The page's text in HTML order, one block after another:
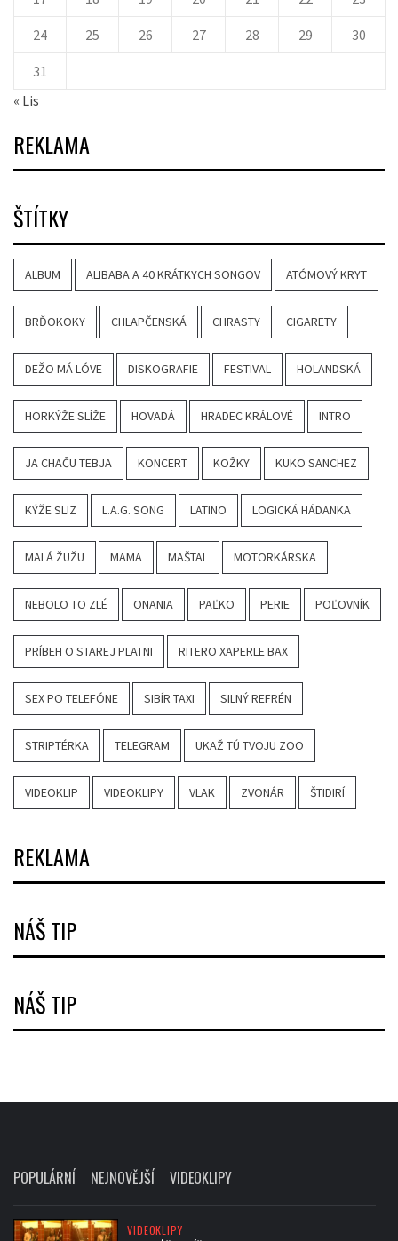
24 25 26 27 28 29 30
31
« Lis
REKLAMA
ŠTÍTKY
ALBUM ALIBABA A 40 KRÁTKYCH SONGOV ATÓMOVÝ KRYT
BRĎOKOKY CHLAPČENSKÁ CHRASTY CIGARETY
DEŽO MÁ LÓVE DISKOGRAFIE FESTIVAL HOLANDSKÁ
HORKÝŽE SLÍŽE HOVADÁ HRADEC KRÁLOVÉ INTRO
JA CHAČU TEBJA KONCERT KOŽKY KUKO SANCHEZ
KÝŽE SLIZ L.A.G. SONG LATINO LOGICKÁ HÁDANKA
MALÁ ŽUŽU MAMA MAŠTAL MOTORKÁRSKA
NEBOLO TO ZLÉ ONANIA PAĽKO PERIE POĽOVNÍK
PRÍBEH O STAREJ PLATNI RITERO XAPERLE BAX
SEX PO TELEFÓNE SIBÍR TAXI SILNÝ REFRÉN
STRIPTÉRKA TELEGRAM UKAŽ TÚ TVOJU ZOO
VIDEOKLIP VIDEOKLIPY VLAK ZVONÁR ŠTIDIRÍ
REKLAMA
NÁŠ TIP
NÁŠ TIP
POPULÁRNÍ NEJNOVĚJŠÍ VIDEOKLIPY
VIDEOKLIPY